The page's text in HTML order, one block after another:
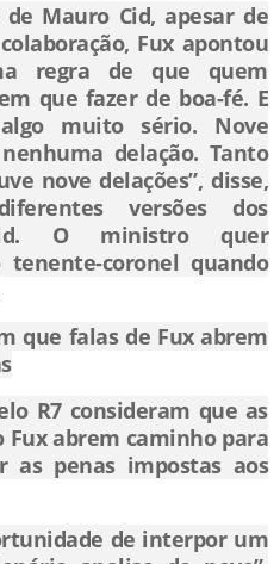
Mauro Cid, apesar de
Fux apontou
regra de que quem
que fazer de boa-fé. E
muito sério. Nove
delação. Tanto
nove delações”, disse,
versões dos
O ministro quer
coronel quando
que falas de Fux abrem
R7 consideram que as
abrem caminho para
as penas impostas aos
de interpor um